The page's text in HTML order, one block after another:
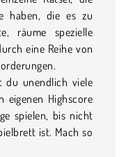
haben, die es zu
räume spezielle
eine Reihe von
du unendlich viele
eigenen Highscore
spielen, bis nicht
ist. Mach so